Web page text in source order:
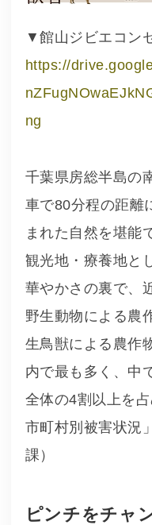
▼館山ジビエコン
https://
ng
千葉県房総半島の
車で80分程の距離
まれた自然を堪能
観光地・療養地と
華やかさの裏で、
野生動物による農
生鳥獣による農作
内で最も多く、中
全体の4割以上を
市町村別被害状況
課）
ピンチをチャ